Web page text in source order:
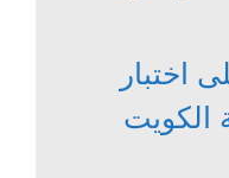
اختبار
الكويت